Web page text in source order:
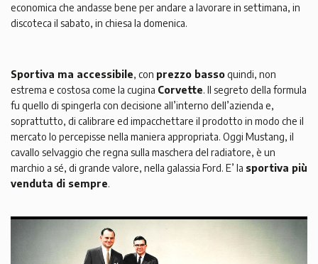
economica che andasse bene per andare a lavorare in settimana, in
discoteca il sabato, in chiesa la domenica.
Sportiva ma accessibile, con prezzo bassoquindi, non
estrema e costosa come la cugina Corvette. Il segreto della formula
fu quello di spingerla con decisione all’interno dell’azienda e,
soprattutto, di calibrare ed impacchettare il prodotto in modo che il
mercato lo percepisse nella maniera appropriata. Oggi Mustang, il
cavallo selvaggio che regna sulla maschera del radiatore, è un
marchio a sé, di grande valore, nella galassia Ford. E’ la sportiva più
venduta di sempre.